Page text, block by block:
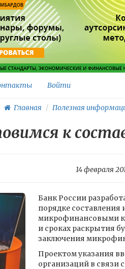
Войти
Главная Полезная
к
14 февраля
Банк России
порядке составления
микрофинансовыми
и сроках раскрытия
заключения
Проектом указания
организаций в связи